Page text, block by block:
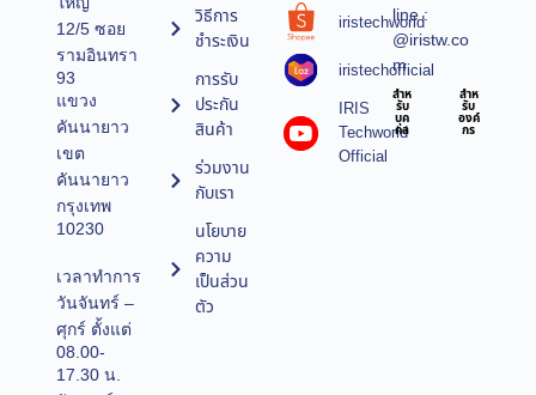
12/5 ซอย
รามอินทรา
93
แขวง
คันนายาว
เขต
คันนายาว
กรุงเทพ
10230
เวลาทำการ
วันจันทร์ –
ศุกร์ ตั้งแต่
08.00-
17.30 น.
วิธีการ
ชำระเงิน
การรับ
ประกัน
สินค้า
ร่วมงาน
กับเรา
นโยบาย
ความ
เป็นส่วน
ตัว
iristechworld
iristechofficial
IRIS
Techworld
Official
line :
@iristw.co
m
สำห
รับ
บุค
คล
สำห
รับ
องค์
กร